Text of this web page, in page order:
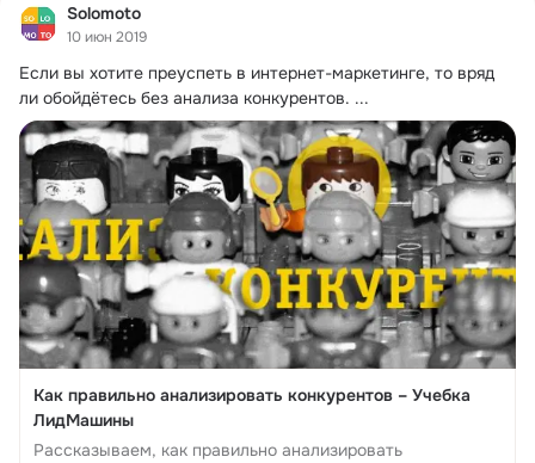
Solomoto
10 июн 2019
Если вы хотите преуспеть в интернет-маркетинге, то вряд
ли обойдётесь без анализа конкурентов. ...
Как правильно анализировать конкурентов – Учебка
ЛидМашины
Рассказываем, как правильно анализировать